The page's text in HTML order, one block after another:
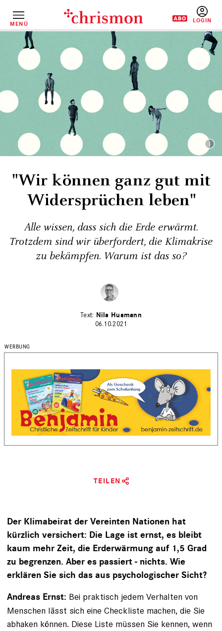
InhaltMENÜ
"Wir können ganz gut mit
Widersprüchen leben"
Alle wissen, dass sich die Erde erwärmt.
Trotzdem sind wir überfordert, die Klimakrise
zu bekämpfen. Warum ist das so?
Nils Husmann
06.10.2021
TEILEN
Der Klimabeirat der Vereinten Nationen hat
kürzlich versichert: Die Lage ist ernst, es bleibt
kaum mehr Zeit, die Erderwärmung auf 1,5 Grad
zu begrenzen. Aber es passiert - nichts. Wie
erklären Sie sich das aus psychologischer Sicht?
Andreas Ernst: Bei praktisch jedem Verhalten von
Menschen lässt sich eine Checkliste machen, die Sie
abhaken können. Diese Liste müssen Sie kennen, wenn